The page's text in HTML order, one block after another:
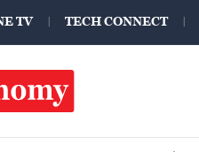
TV TECH CONNECT